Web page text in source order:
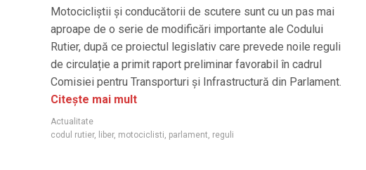
Motocicliștii și conducătorii de scutere sunt cu un pas mai
aproape de o serie de modificări importante ale Codului
Rutier, după ce proiectul legislativ care prevede noile reguli
de circulație a primit raport preliminar favorabil în cadrul
Comisiei pentru Transporturi și Infrastructură din Parlament.
Citește mai mult
Actualitate
codul rutier, liber, motociclisti parlament reguli